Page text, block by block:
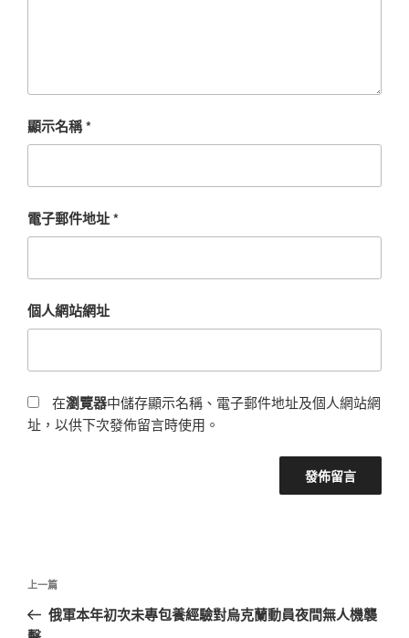
顯示名稱*
電子郵件地址*
個人網站網址
在瀏覽器中儲存顯示名稱、電子郵件地址及個人網站網
址，以供下次發佈留言時使用。
文
導
上
一
篇
上一篇
俄軍本年初次未專包養經驗對烏克蘭動員夜間無人機襲